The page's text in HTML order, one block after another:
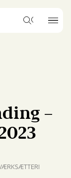
Hvad
–